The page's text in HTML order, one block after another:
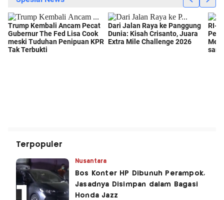
Terpopuler
Nusantara
Bos Konter HP Dibunuh Perampok,
Jasadnya Disimpan dalam Bagasi
Honda Jazz